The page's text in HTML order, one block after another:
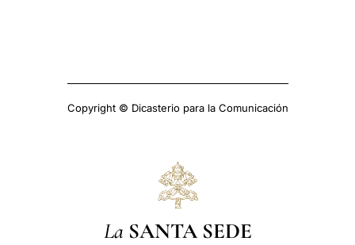
Copyright © Dicasterio para la Comunicación
La SANTA SEDE